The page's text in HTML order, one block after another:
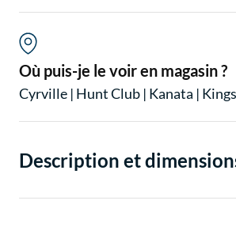
Où puis-je le voir en magasin ?
Cyrville | Hunt Club | Kanata |
Description et